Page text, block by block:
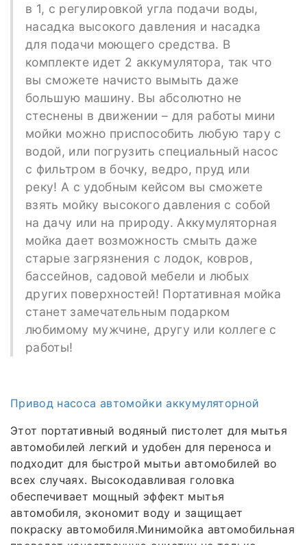
в 1, с регулировкой угла подачи воды,
насадка высокого давления и насадка
для подачи моющего средства. В
комплекте идет 2 аккумулятора, так что
вы сможете начисто вымыть даже
большую машину. Вы абсолютно не
стеснены в движении – для работы мини
мойки можно приспособить любую тару с
водой, или погрузить специальный насос
с фильтром в бочку, ведро, пруд или
реку! А с удобным кейсом вы сможете
взять мойку высокого давления с собой
на дачу или на природу. Аккумуляторная
мойка дает возможность смыть даже
старые загрязнения с лодок, ковров,
бассейнов, садовой мебели и любых
других поверхностей! Портативная мойка
станет замечательным подарком
любимому мужчине, другу или коллеге с
работы!
Привод насоса автомойки аккумуляторной
Этот портативный водяный пистолет для мытья
автомобилей легкий и удобен для переноса и
подходит для быстрой мытьи автомобилей во
всех случаях. Высокодавливая головка
обеспечивает мощный эффект мытья
автомобиля, экономит воду и защищает
покраску автомобиля.Минимойка автомобильная